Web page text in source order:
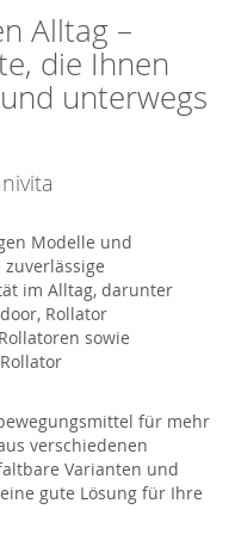
Alltag –
die Ihnen
unterwegs
Modelle und
im Alltag, darunter
Rollator
sowie
für mehr
verschiedenen
Varianten und
gute Lösung für Ihre